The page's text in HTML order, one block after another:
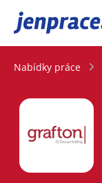
JenPráce.cz
Nabídky práce